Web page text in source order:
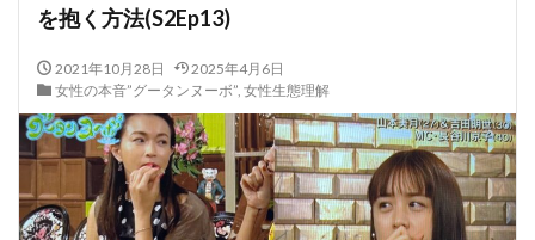
を抱く方法(S2Ep13)
2021年10月28日
2025年4月6日
女性の本音”グータンヌーボ”, 女性生態理解